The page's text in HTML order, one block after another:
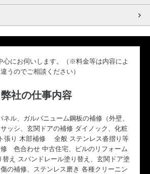
心にお伺いします。（※料金等は内容によ
違うのでご相談ください）
弊社の仕事内容
ネル、ガルバニューム鋼板の補修（外壁、
ッシ、玄関ドアの補修 ダイノック、化粧
張り 木部補修 全般 ステンレス沓摺り等
色合わせ 中古住宅、ビルのリフォーム
え スパンドレール塗り替え、玄関ドア塗
の補修、ステンレス磨き 各種クリーニン